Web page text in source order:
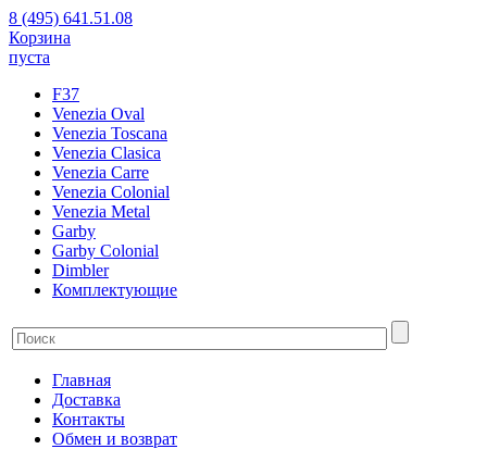
8 (495) 641.51.08
Корзина
пуста
F37
Venezia Oval
Venezia Toscana
Venezia Clasica
Venezia Carre
Venezia Colonial
Venezia Metal
Garby
Garby Colonial
Dimbler
Комплектующие
Главная
Доставка
Контакты
Обмен и возврат